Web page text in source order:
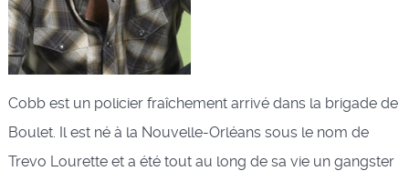
Cobb est un policier fraîchement arrivé dans la brigade de
Boulet. Il est né à la Nouvelle-Orléans sous le nom de
Trevo Lourette et a été tout au long de sa vie un gangster